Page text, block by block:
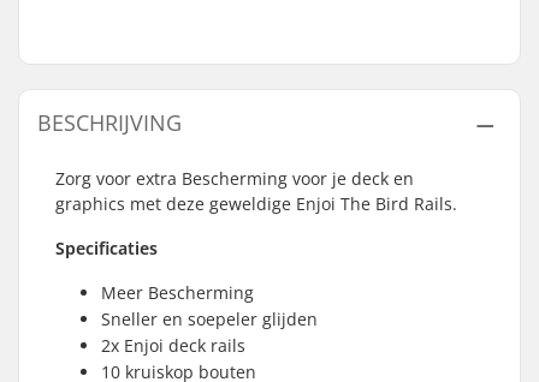
BESCHRIJVING
Zorg voor extra Bescherming voor je deck en
graphics met deze geweldige Enjoi The Bird Rails.
Specificaties
Meer Bescherming
Sneller en soepeler glijden
2x Enjoi deck rails
10 kruiskop bouten